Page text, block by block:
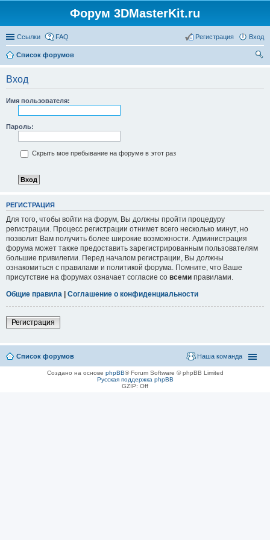
Форум 3DMasterKit.ru
Ссылки FAQ Вход
Регистрация
Список форумов
Вход
Имя пользователя:
Пароль:
Скрыть мое пребывание на форуме в этот раз
РЕГИСТРАЦИЯ
Для того, чтобы войти на форум, Вы должны пройти процедуру
регистрации. Процесс регистрации отнимет всего несколько минут, но
позволит Вам получить более широкие возможности. Администрация
форума может также предоставить зарегистрированным пользователям
большие привилегии. Перед началом регистрации, Вы должны
ознакомиться с правилами и политикой форума. Помните, что Ваше
присутствие на форумах означает согласие со всеми правилами.
Общие правила | Соглашение о конфиденциальности
Регистрация
Список форумов Наша команда
Создано на основе phpBB® Forum Software © phpBB Limited
Русская поддержка phpBB
GZIP: Off